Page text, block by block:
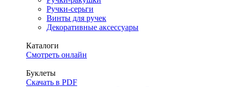
Ручки-серьги
Винты для ручек
Декоративные аксессуары
Каталоги
Смотреть онлайн
Буклеты
Скачать в PDF